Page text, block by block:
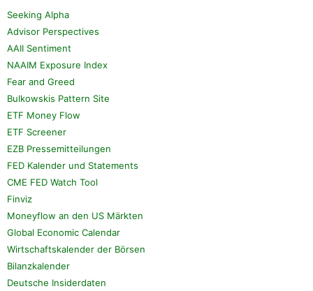
Seeking Alpha
Advisor Perspectives
AAII Sentiment
NAAIM Exposure Index
Fear and Greed
Bulkowskis Pattern Site
ETF Money Flow
ETF Screener
EZB Pressemitteilungen
FED Kalender und Statements
CME FED Watch Tool
Finviz
Moneyflow an den US Märkten
Global Economic Calendar
Wirtschaftskalender der Börsen
Bilanzkalender
Deutsche Insiderdaten